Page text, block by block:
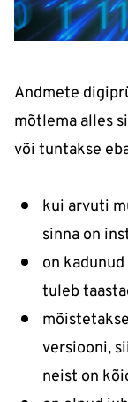
Andmete
mõtlema alles
või tuntakse
kui arvuti
sinna on
on
tuleb
versiooni,
neist on